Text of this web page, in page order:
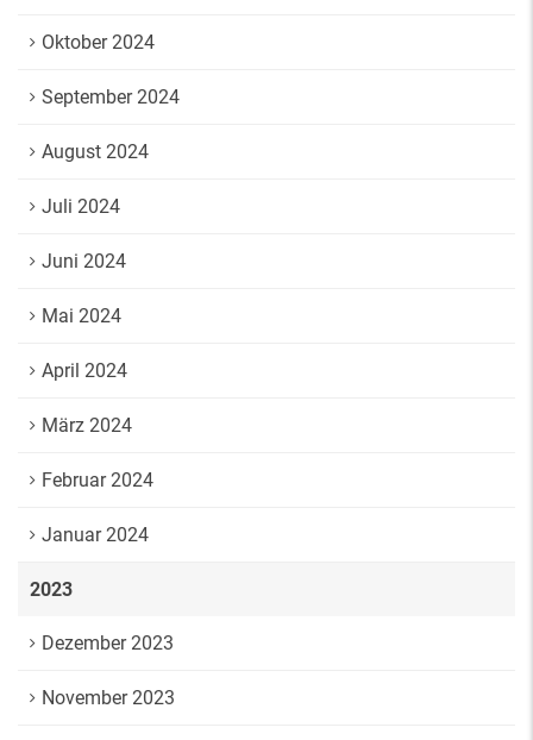
Oktober 2024
September 2024
August 2024
Juli 2024
Juni 2024
Mai 2024
April 2024
März 2024
Februar 2024
Januar 2024
2023
Dezember 2023
November 2023